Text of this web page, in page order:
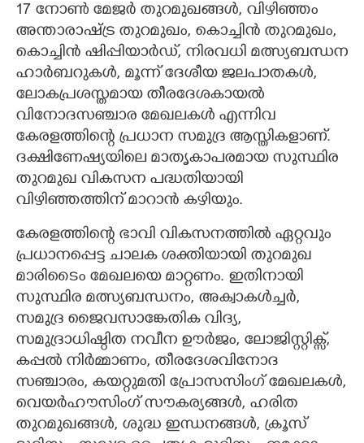
17 നോൺ മേജർ തുറമുഖങ്ങൾ, വിഴിഞ്ഞം
അന്താരാഷ്ട്ര തുറമുഖം, കൊച്ചിൻ തുറമുഖം,
കൊച്ചിൻ ഷിപ്പിയാർഡ്, നിരവധി മത്സ്യബന്ധന
ഹാർബറുകൾ, മൂന്ന് ദേശീയ ജലപാതകൾ,
ലോകപ്രശസ്തമായ തീരദേശകായൽ
വിനോദസഞ്ചാര മേഖലകൾ എന്നിവ
കേരളത്തിന്റെ പ്രധാന സമുദ്ര ആസ്തികളാണ്.
ദക്ഷിണേഷ്യയിലെ മാതൃകാപരമായ സുസ്ഥിര
തുറമുഖ വികസന പദ്ധതിയായി
വിഴിഞ്ഞത്തിന് മാറാൻ കഴിയും.
കേരളത്തിന്റെ ഭാവി വികസനത്തിൽ ഏറ്റവും
പ്രധാനപ്പെട്ട ചാലക ശക്തിയായി തുറമുഖ
മാരിടൈം മേഖലയെ മാറ്റണം. ഇതിനായി
സുസ്ഥിര മത്സ്യബന്ധനം, അക്വാകൾച്ചർ,
സമുദ്ര ജൈവസാങ്കേതിക വിദ്യ,
സമുദ്രാധിഷ്ഠിത നവീന ഊർജം, ലോജിസ്റ്റിക്സ്,
കപ്പൽ നിർമ്മാണം, തീരദേശവിനോദ
സഞ്ചാരം, കയറ്റുമതി പ്രോസസിംഗ് മേഖലകൾ,
വെയർഹൗസിംഗ് സൗകര്യങ്ങൾ, ഹരിത
തുറമുഖങ്ങൾ, ശുദ്ധ ഇന്ധനങ്ങൾ, ക്രൂസ്